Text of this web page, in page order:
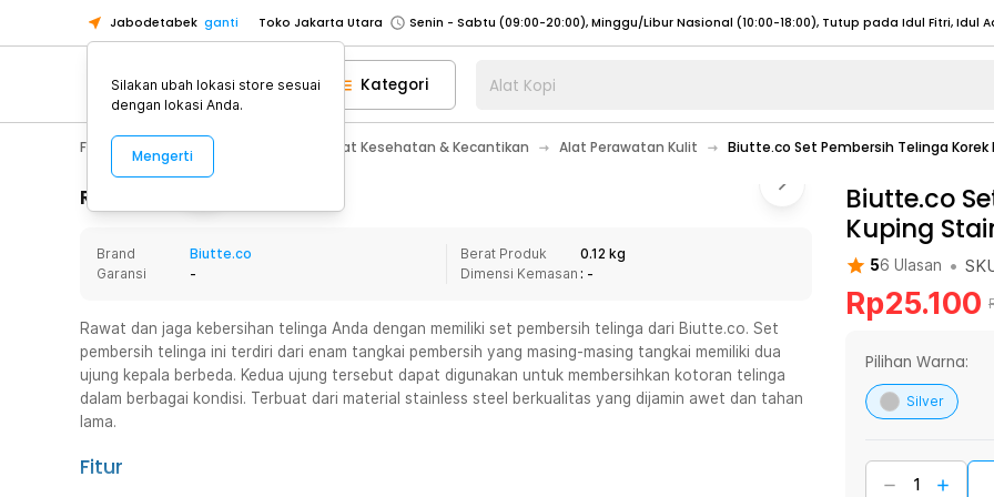
Jabodetabek ganti Toko Jakarta Utara
Toko Tangerang
Toko Cikupa
Pick n Go Jakarta Barat
Senin - Jumat (07:00 - 20:00), Sabtu - Minggu (08:00 - 20:00), Tutup pada Idul Fitri
Pick n Go Bekasi
Senin - Jumat (08:00 - 20:00), Sabtu - Minggu/ Libur Nasional (08:00 - 17:00) Selengkapnya
Senin - Jumat (08:00 - 20:00), Sabtu - Minggu/ Libur Nasional (08:00 - 17:00)
Selengkapnya
Senin - Sabtu (09:00-20:00), Minggu/Libur Nasional (12:00-20:00), Tutup pada Idul Fitri
Senin - Sabtu (09:00-20:00), Minggu/Libur Nasional (12:00-20:00), Tutup pada Idul Fitri
Toko Tangerang
Toko Cikupa
Pick n Go Jakarta Barat
Senin - Jumat (07:00 - 20:00), Sabtu - Minggu (08:00 - 20:00), Tutup pada Idul Fitri
Selengkapnya
Kategori Alat Kopi
Fashion, Make Up & Beauty Care Alat Kesehatan & Kecantikan Alat Perawatan Kulit Biutte.co Set Pembersih Telinga Korek
Rincian Produk
Brand
Biutte.co
Garansi
-
Berat Produk
0.12 kg
Dimensi Kemasan : -
Rawat dan jaga kebersihan telinga Anda dengan memiliki set pembersih telinga dari Biutte.co. Set
pembersih telinga ini terdiri dari enam tangkai pembersih yang masing-masing tangkai memiliki dua
ujung kepala berbeda. Kedua ujung tersebut dapat digunakan untuk membersihkan kotoran telinga
dalam berbagai kondisi. Terbuat dari material stainless steel berkualitas yang dijamin awet dan tahan
lama.
Fitur
Biutte.co
Kuping
56 Ulasan •
Rp25.100
Pilihan Warna:
Silver
Silakan ubah lokasi store sesuai
dengan lokasi Anda.
Mengerti